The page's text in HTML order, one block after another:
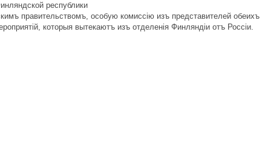
республики
правительствомъ, особую комиссiю изъ представителей обеихъ
которыя вытекаютъ изъ отделенiя Финляндiи отъ Россiи.